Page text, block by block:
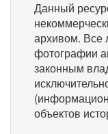
Данный
архивом. Все
фотографии
законным
объектов